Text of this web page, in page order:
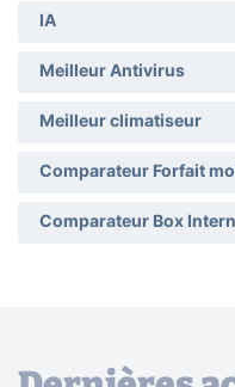
IA
Meilleur Antivirus
Meilleur climatiseur
Comparateur Forfait
Comparateur Box